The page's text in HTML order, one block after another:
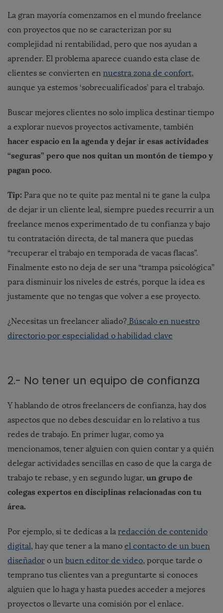
La gran mayoría comenzamos en el mundo freelance
con proyectos que no se caracterizan por su
complejidad ni rentabilidad, pero que nos ayudan a
aprender. El problema aparece cuando esta clase de
clientes se convierten en nuestra zona de confort,
aunque ya estemos ‘sobrecualificados’ para el trabajo.
Buscar mejores clientes no solo implica destinar tiempo
a explorar nuevos proyectos activamente, también
hacer espacio en la agenda y dejar ir esas actividades
“seguras” pero que nos quitan un montón de tiempo y
pagan poco.
Tip: Para que no te quite paz mental ni te gane la culpa
de dejar ir un cliente leal, siempre puedes recurrir a un
freelance menos experimentado de tu confianza y bajo
tu contratación directa, de tal manera que puedas
“recuperar el trabajo en temporada de vacas flacas”.
Finalmente esto no deja de ser una “trampa psicológica”
para disminuir los niveles de estrés, porque la idea es
justamente que no tengas que volver a ese proyecto.
¿Necesitas un freelancer aliado? Búscalo en nuestro
directorio por especialidad o habilidad clave
2.- No tener un equipo de confianza
Y hablando de otros freelancers de confianza, hay dos
aspectos que no debes descuidar en lo relativo a tus
redes de trabajo. En primer lugar, como ya
mencionamos, tener alguien con quien contar y a quién
delegar actividades sencillas en caso de que la carga de
trabajo te rebase, y en segundo lugar, un grupo de
colegas expertos en disciplinas relacionadas con tu
área.
Por ejemplo, si te dedicas a la redacción de contenido
digital, hay que tener a la mano el contacto de un buen
diseñador o un buen editor de video, porque tarde o
temprano tus clientes van a preguntarte si conoces
alguien que lo haga y hasta puedes acceder a mejores
proyectos o llevarte una comisión por el enlace.